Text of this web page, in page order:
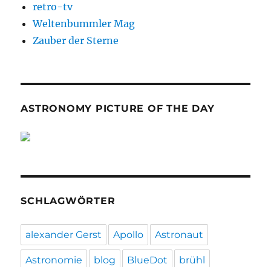
retro-tv
Weltenbummler Mag
Zauber der Sterne
ASTRONOMY PICTURE OF THE DAY
SCHLAGWÖRTER
alexander Gerst Apollo Astronaut
Astronomie blog BlueDot brühl